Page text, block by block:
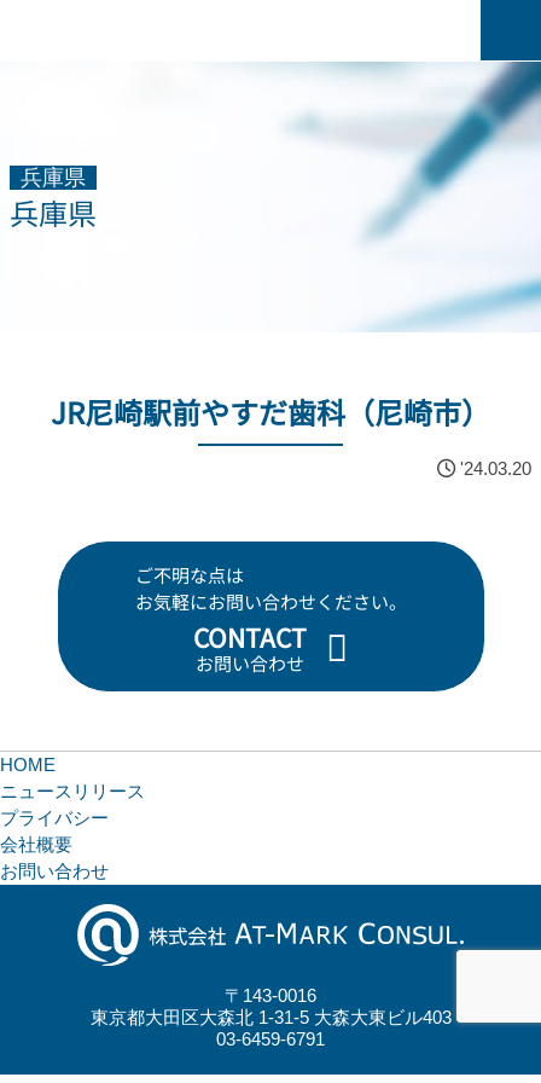
兵庫県
兵庫県
JR尼崎駅前やすだ歯科（尼崎市）
'24.03.20
ご不明な点は
お気軽にお問い合わせください。
CONTACT
お問い合わせ
HOME
ニュースリリース
プライバシー
会社概要
お問い合わせ
〒143-0016
東京都大田区大森北 1-31-5 大森大東ビル403
03-6459-6791